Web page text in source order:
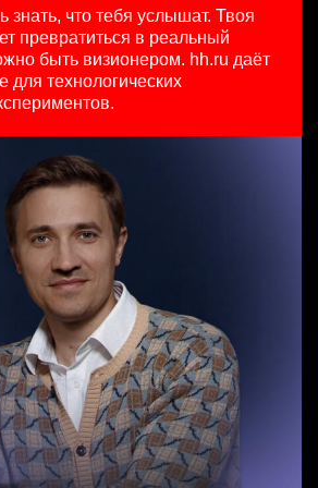
департамент
клиентов (B2B)
продажи
Data Science
знать, что тебя услышат. Твоя
превратиться в реальный
быть визионером. hh.ru даёт
для технологических